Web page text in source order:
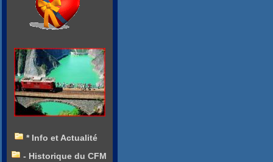
* Info et Actualité
- Historique du CFM